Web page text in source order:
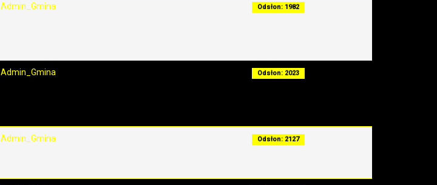
Admin_Gmina Odsłon: 1982
Admin_Gmina Odsłon: 2023
Admin_Gmina Odsłon: 2127